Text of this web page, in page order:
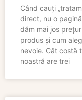
Când cauți
direct, nu o
dăm mai jos
produs și cum
nevoie. Cât costă
noastră are trei